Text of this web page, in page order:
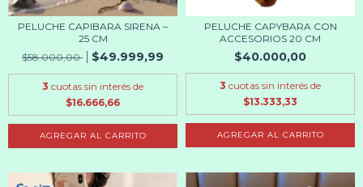
PELUCHE CAPIBARA SIRENA –
25 CM
$58.000,00
$49.999,99
3 cuotas sin interés de
$16.666,66
PELUCHE CAPYBARA CON
ACCESORIOS 20 CM
$40.000,00
3 cuotas sin interés de
$13.333,33
AGREGAR AL CARRITO